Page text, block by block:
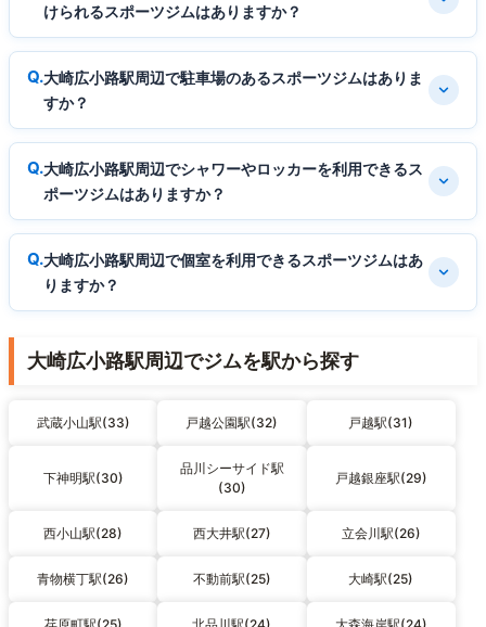
けられるスポーツジムはありますか？
大崎広小路駅周辺で駐車場のあるスポーツジムはありま
すか？
大崎広小路駅周辺でシャワーやロッカーを利用できるス
ポーツジムはありますか？
大崎広小路駅周辺で個室を利用できるスポーツジムはあ
りますか？
大崎広小路駅周辺でジムを駅から探す
武蔵小山駅(33) 戸越公園駅(32) 戸越駅(31)
下神明駅(30)
品川シーサイド駅
(30)
戸越銀座駅(29)
西小山駅(28) 西大井駅(27) 立会川駅(26)
青物横丁駅(26) 不動前駅(25) 大崎駅(25)